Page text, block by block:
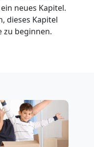
neues Kapitel.
dieses Kapitel
zu beginnen.